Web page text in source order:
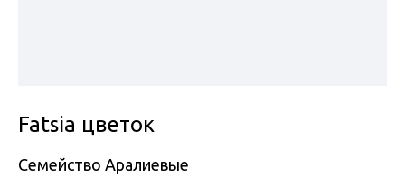
Fatsia цветок
Семейство Аралиевые